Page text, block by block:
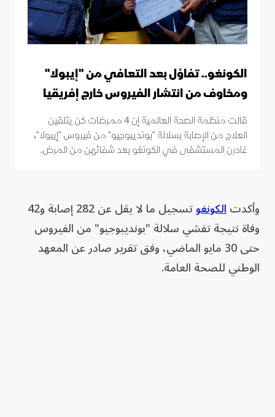
الكونغو.. تفاؤل بعد التعافي من "إيبولا"
ومخاوف من انتشار الفيروس خارج إفريقيا
قالت منظمة الصحة العالمية إن 4 ممرضات كن يتلقين
العلاج من الإصابة بسلالة "بونديبوجيو" من فيروس "إيبولا"،
غادرن المستشفى في الكونغو بعد شفائهن من المرض.
وأكدتالكونغو
تسجيل ما لا يقل عن 282 إصابة و42
وفاة نتيجة تفشي سلالة "بونديبوجيو" من الفيروس
حتى 30 مايو الماضي، وفق تقرير صادر عن المعهد
الوطني للصحة العامة.